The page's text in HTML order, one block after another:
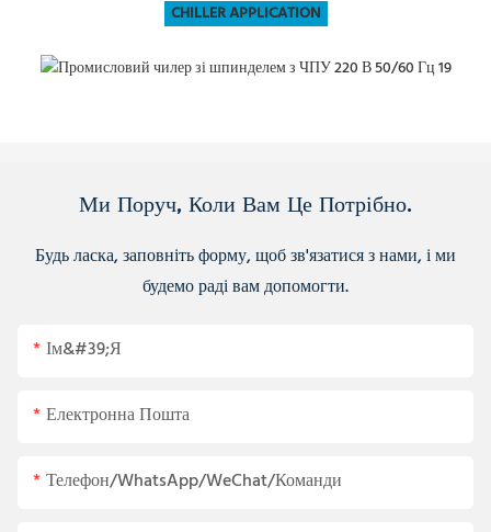
CHILLER APPLICATION
Ми Поруч, Коли Вам Це Потрібно.
Будь ласка, заповніть форму, щоб зв'язатися з нами, і ми
будемо раді вам допомогти.
Ім&#39;я
Електронна Пошта
Телефон/WhatsApp/WeChat/Команди